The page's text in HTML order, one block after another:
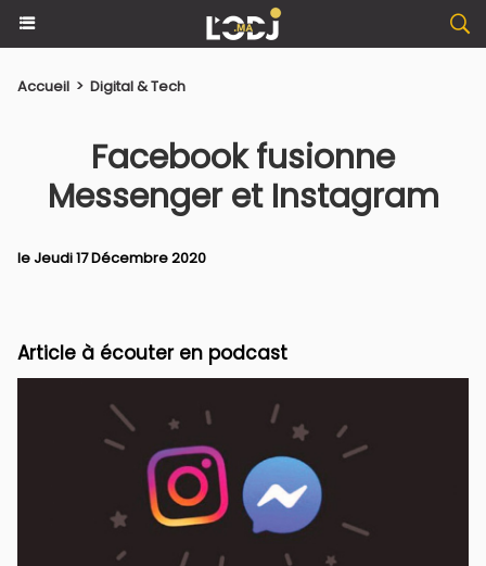
Accueil > Digital & Tech
Facebook fusionne
Messenger et Instagram
le Jeudi 17 Décembre 2020
Article à écouter en podcast